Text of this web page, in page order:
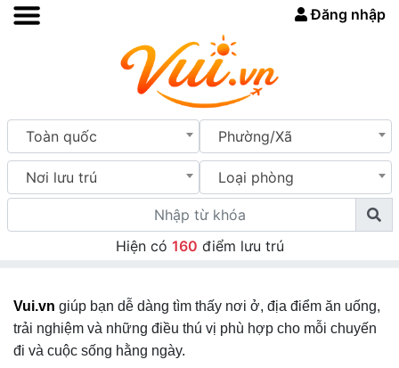
Đăng nhập
Toàn quốc Phường/Xã
Nơi lưu trú Loại phòng
Hiện có 160 điểm lưu trú
Vui.vn giúp bạn dễ dàng tìm thấy nơi ở, địa điểm ăn uống,
trải nghiệm và những điều thú vị phù hợp cho mỗi chuyến
đi và cuộc sống hằng ngày.